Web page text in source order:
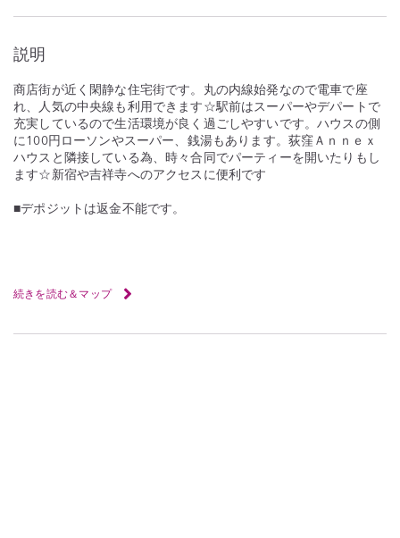
説明
商店街が近く閑静な住宅街です。丸の内線始発なので電車で座
れ、人気の中央線も利用できます☆駅前はスーパーやデパートで
充実しているので生活環境が良く過ごしやすいです。ハウスの側
に100円ローソンやスーパー、銭湯もあります。荻窪Ａｎｎｅｘ
ハウスと隣接している為、時々合同でパーティーを開いたりもし
ます☆新宿や吉祥寺へのアクセスに便利です
■デポジットは返金不能です。
続きを読む＆マップ